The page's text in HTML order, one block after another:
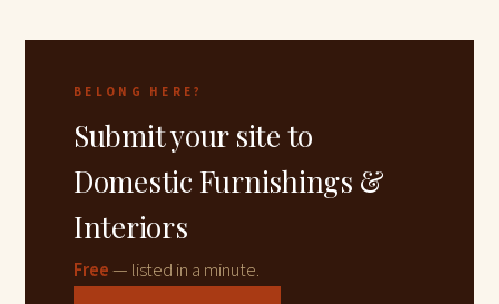
BELONG HERE?
Submit your site to
Domestic Furnishings &
Interiors
Free— listed in a minute.